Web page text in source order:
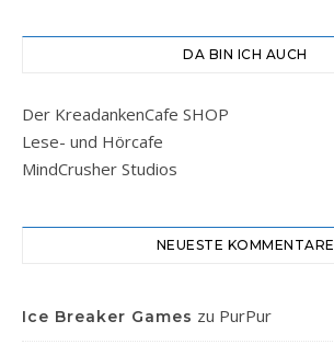
DA BIN ICH AUCH
Der KreadankenCafe SHOP
Lese- und Hörcafe
MindCrusher Studios
NEUESTE KOMMENTARE
Ice Breaker Games zu PurPur